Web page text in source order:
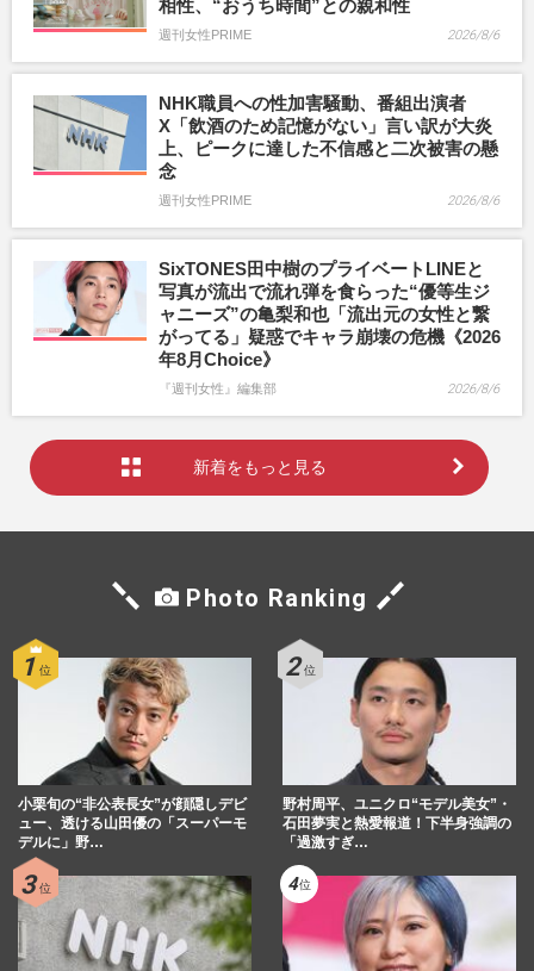
相性、“おうち時間”との親和性
週刊女性PRIME 2026/8/6
NHK職員への性加害騒動、番組出演者
X「飲酒のため記憶がない」言い訳が大炎
上、ピークに達した不信感と二次被害の懸
念
週刊女性PRIME 2026/8/6
SixTONES田中樹のプライベートLINEと
写真が流出で流れ弾を食らった“優等生ジ
ャニーズ”の亀梨和也「流出元の女性と繋
がってる」疑惑でキャラ崩壊の危機《2026
年8月Choice》
『週刊女性』編集部 2026/8/6
新着をもっと見る
Photo Ranking
小栗旬の“非公表長女”が顔隠しデビ
ュー、透ける山田優の「スーパーモ
デルに」野…
野村周平、ユニクロ“モデル美女”・
石田夢実と熱愛報道！下半身強調の
「過激すぎ…